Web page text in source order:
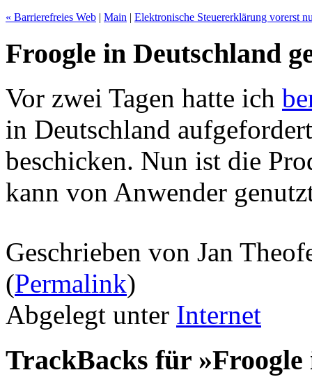
« Barrierefreies Web | Main | Elektronische Steuererklärung vorerst
Froogle in Deutschland
Vor zwei Tagen hatte ich
in Deutschland
beschicken. Nun ist die
kann von Anwender
Geschrieben von Jan
(Permalink)
Abgelegt unter Internet
TrackBacks für